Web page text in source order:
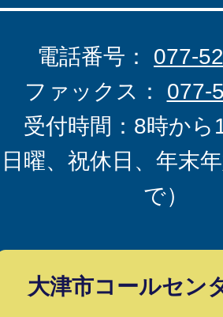
電話番号： 077-
ファックス： 077-
受付時間：8時から
日曜、祝休日、年末
で）
大津市コールセン